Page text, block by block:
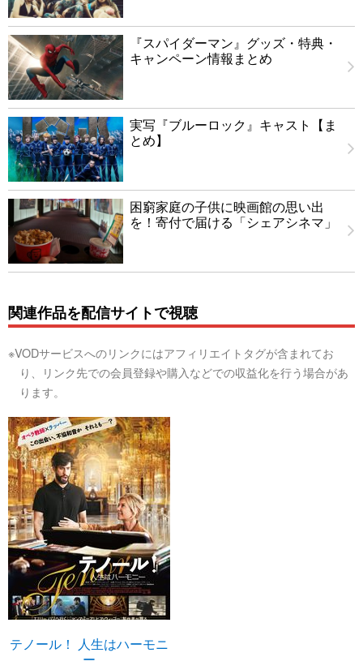
『スパイダーマン』グッズ・特典・
キャンペーン情報まとめ
実写『ブルーロック』キャスト【ま
とめ】
困窮家庭の子供に映画館の思い出
を！寄付で届ける「シェアシネマ」
関連作品を配信サイトで視聴
※VODサービスへのリンクにはアフィリエイトタグが含まれてお
り、リンク先での会員登録や購入などでの収益化を行う場合があ
ります。
テノール！ 人生はハーモニ
ー